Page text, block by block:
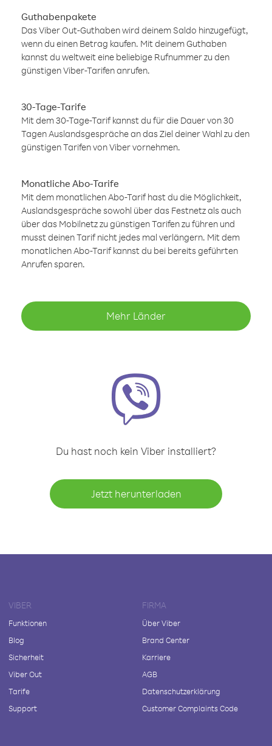
Guthabenpakete
Das Viber Out-Guthaben wird deinem Saldo hinzugefügt,
wenn du einen Betrag kaufen. Mit deinem Guthaben
kannst du weltweit eine beliebige Rufnummer zu den
günstigen Viber-Tarifen anrufen.
30-Tage-Tarife
Mit dem 30-Tage-Tarif kannst du für die Dauer von 30
Tagen Auslandsgespräche an das Ziel deiner Wahl zu den
günstigen Tarifen von Viber vornehmen.
Monatliche Abo-Tarife
Mit dem monatlichen Abo-Tarif hast du die Möglichkeit,
Auslandsgespräche sowohl über das Festnetz als auch
über das Mobilnetz zu günstigen Tarifen zu führen und
musst deinen Tarif nicht jedes mal verlängern. Mit dem
monatlichen Abo-Tarif kannst du bei bereits geführten
Anrufen sparen.
Mehr Länder
Du hast noch kein Viber installiert?
Jetzt herunterladen
VIBER
Funktionen
Blog
Sicherheit
Viber Out
Tarife
Support
FIRMA
Über Viber
Brand Center
Karriere
AGB
Datenschutzerklärung
Customer Complaints Code